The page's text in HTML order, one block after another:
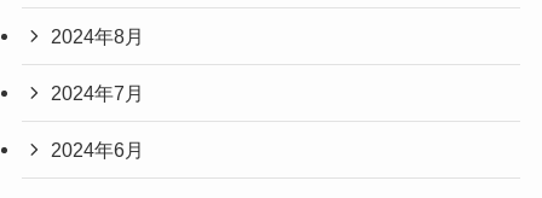
2024年8月
2024年7月
2024年6月